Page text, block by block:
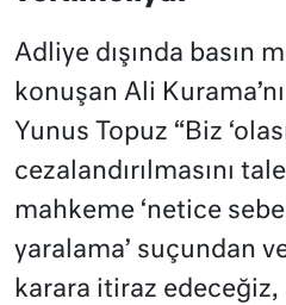
Adliye dışında basın
konuşan Ali
Yunus Topuz “Biz
cezalandırılmasını
mahkeme ‘netice
yaralama’ suçundan
karara itiraz